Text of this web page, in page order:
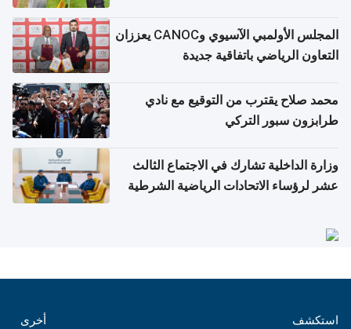
المجلس الأولمبي الآسيوي وCANOC يعززان
التعاون الرياضي باتفاقية جديدة
محمد صلاح يقترب من التوقيع مع نادي
طرابزون سبور التركي
وزارة الداخلية تشارك في الاجتماع الثالث
عشر لرؤساء الاتحادات الرياضية الشرطية
استكشف أخرى